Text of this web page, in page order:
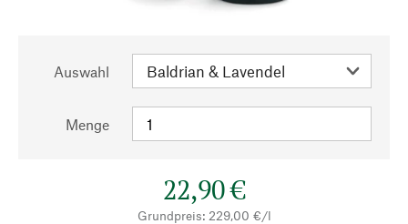
Auswahl
Menge
22,90 €
Grundpreis: 229,00 €/l